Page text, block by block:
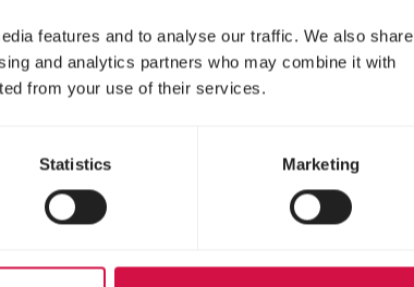
features and to analyse our traffic. We also share
and analytics partners who may combine it with
from your use of their services.
Statistics Marketing
meer durven tonen dat hij zijn
niet meer durven doen in jouw